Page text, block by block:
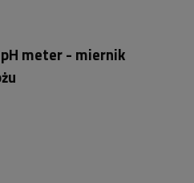
meter - miernik